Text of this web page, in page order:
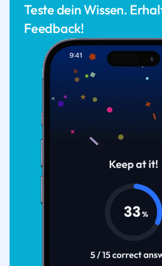
Teste dein Wissen.
Feedback!